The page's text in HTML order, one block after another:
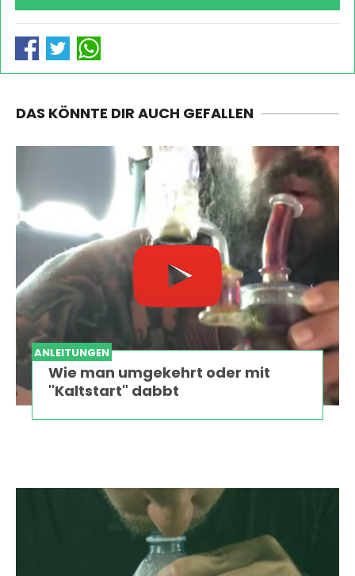
DAS KÖNNTE DIR AUCH GEFALLEN
ANLEITUNGEN
Wie man umgekehrt oder mit
"Kaltstart" dabbt